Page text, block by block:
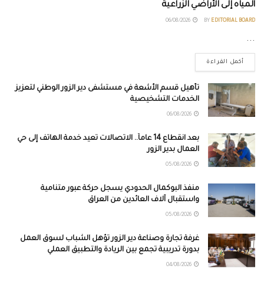
المياه إلى الأراضي الزراعية
BY EDITORIAL BOARD
...
أكمل القراءة
تأهيل قسم الأشعة في مستشفى دير الزور الوطني لتعزيز
الخدمات التشخيصية
بعد انقطاع 14 عاماً.. الاتصالات تعيد خدمة الهاتف إلى حي
العمال بدير الزور
منفذ البوكمال الحدودي يسجل حركة عبور متنامية
واستقبال آلاف العائدين من العراق
غرفة تجارة وصناعة دير الزور تؤهل الشباب لسوق العمل
بدورة تدريبية تجمع بين الريادة والتطبيق العملي